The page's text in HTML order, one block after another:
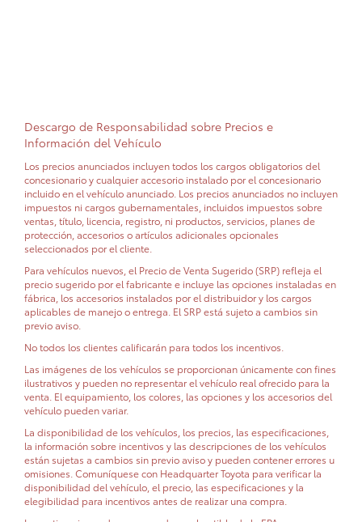
Descargo de Responsabilidad sobre Precios e
Información del Vehículo
Los precios anunciados incluyen todos los cargos obligatorios del
concesionario y cualquier accesorio instalado por el concesionario
incluido en el vehículo anunciado. Los precios anunciados no incluyen
impuestos ni cargos gubernamentales, incluidos impuestos sobre
ventas, título, licencia, registro, ni productos, servicios, planes de
protección, accesorios o artículos adicionales opcionales
seleccionados por el cliente.
Para vehículos nuevos, el Precio de Venta Sugerido (SRP) refleja el
precio sugerido por el fabricante e incluye las opciones instaladas en
fábrica, los accesorios instalados por el distribuidor y los cargos
aplicables de manejo o entrega. El SRP está sujeto a cambios sin
previo aviso.
No todos los clientes calificarán para todos los incentivos.
Las imágenes de los vehículos se proporcionan únicamente con fines
ilustrativos y pueden no representar el vehículo real ofrecido para la
venta. El equipamiento, los colores, las opciones y los accesorios del
vehículo pueden variar.
La disponibilidad de los vehículos, los precios, las especificaciones,
la información sobre incentivos y las descripciones de los vehículos
están sujetas a cambios sin previo aviso y pueden contener errores u
omisiones. Comuníquese con Headquarter Toyota para verificar la
disponibilidad del vehículo, el precio, las especificaciones y la
elegibilidad para incentivos antes de realizar una compra.